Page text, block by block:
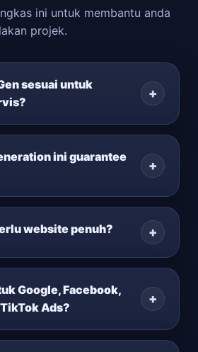
ini untuk membantu anda
projek.
sesuai untuk
ini guarantee
website penuh?
Google, Facebook,
Ads?